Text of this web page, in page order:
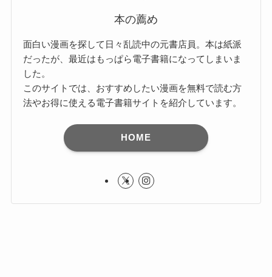
本の薦め
面白い漫画を探して日々乱読中の元書店員。本は紙派
だったが、最近はもっぱら電子書籍になってしまいま
した。
このサイトでは、おすすめしたい漫画を無料で読む方
法やお得に使える電子書籍サイトを紹介しています。
HOME